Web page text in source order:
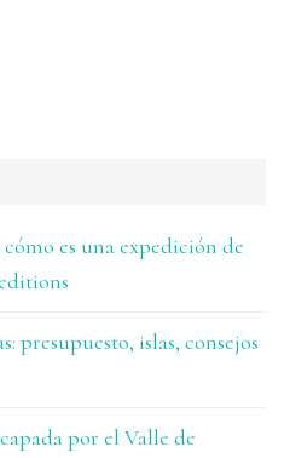
es una expedición de
presupuesto, islas, consejos
por el Valle de